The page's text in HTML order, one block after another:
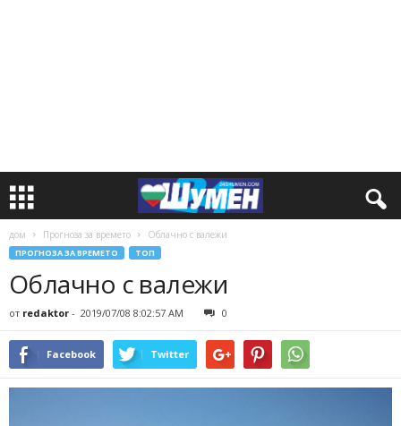
дом Прогноза за времето Облачно с валежи
ПРОГНОЗА ЗА ВРЕМЕТО ТОП
Облачно с валежи
от redaktor - 2019/07/08 8:02:57 AM 0
Facebook Twitter